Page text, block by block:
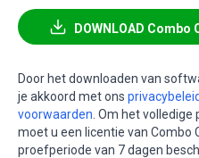
DOWNLOAD
Door het downloaden van
je akkoord met ons privacybeleid
voorwaarden . Om het
moet u een licentie van Combo
proefperiode van 7 dagen